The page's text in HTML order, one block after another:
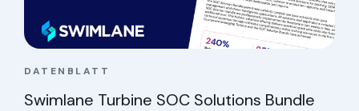
DATENBLATT
Swimlane Turbine SOC Solutions Bundle